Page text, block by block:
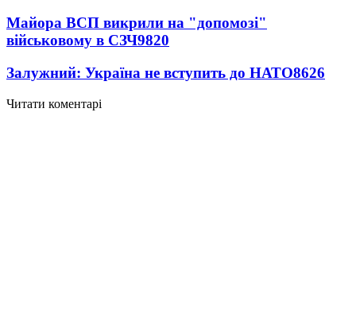
Майора ВСП викрили на "допомозі"
військовому в СЗЧ9820
Залужний: Україна не вступить до НАТО8626
Читати коментарі